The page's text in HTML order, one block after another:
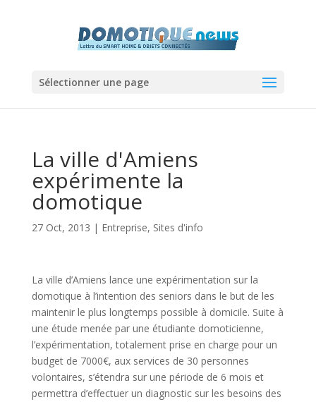
Sélectionner une page
La ville d'Amiens
expérimente la
domotique
27 Oct, 2013 | Entreprise, Sites d'info
La ville d’Amiens lance une expérimentation sur la
domotique à l’intention des seniors dans le but de les
maintenir le plus longtemps possible à domicile. Suite à
une étude menée par une étudiante domoticienne,
l’expérimentation, totalement prise en charge pour un
budget de 7000€, aux services de 30 personnes
volontaires, s’étendra sur une période de 6 mois et
permettra d’effectuer un diagnostic sur les besoins des